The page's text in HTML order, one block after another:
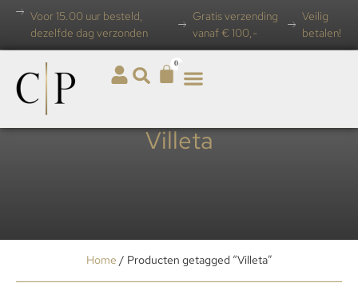
Voor 15.00 uur besteld,
dezelfde dag verzonden
Gratis verzending
vanaf € 100,-
Veilig
betalen!
0
Villeta
Home / Producten getagged “Villeta”